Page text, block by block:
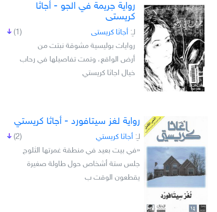
رواية جريمة في الجو - أجاثا
كريستى
(1) لـِ: أجاثا كريستى
روايات بوليسية مشوقة نبتت من
أرض الواقع، وتمت تفاصيلها في رحاب
خيال اجاثا كريستي
رواية لغز سيتافورد - أجاثا كريستي
(2) لـِ: أجاثا كريستي
«في بيت بعيد في منطقة غمرتها الثلوج
جلس ستة أشخاص حول طاولة صغيرة
يقطعون الوقت ب